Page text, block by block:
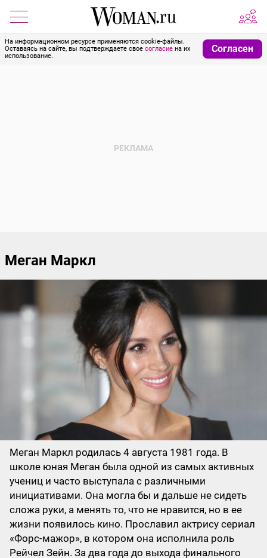
На информационном ресурсе применяются cookie-файлы.
Оставаясь на сайте, вы подтверждаете свое согласие на их
использование.
Согласен
Меган Маркл
Меган Маркл родилась 4 августа 1981 года. В
школе юная Меган была одной из самых активных
учениц и часто выступала с различными
инициативами. Она могла бы и дальше не сидеть
сложа руки, а менять то, что не нравится, но в ее
жизни появилось кино. Прославил актрису сериал
«Форс-мажор», в котором она исполнила роль
Рейчел Зейн. За два года до выхода финального